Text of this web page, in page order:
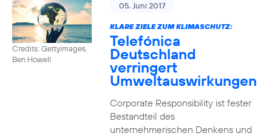
Credits: Gettyimages,
Ben Howell
05. Juni 2017
KLARE ZIELE ZUM KLIMASCHUTZ:
Telefónica
Deutschland
verringert
Umweltauswirkungen
Corporate Responsibility ist fester
Bestandteil des
unternehmerischen Denkens und